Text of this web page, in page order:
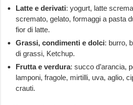
Latte e derivati: yogurt, latte
scremato, gelato, formaggi a pasta
fior di latte.
Grassi, condimenti e dolci: burro,
di grassi, Ketchup.
Frutta e verdura: succo d’arancia,
lamponi, fragole, mirtilli, uva, aglio,
crauti.